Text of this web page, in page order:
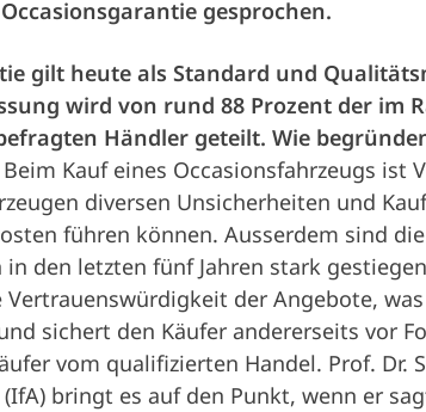
Karriere
Presse
gesprochen.
gilt heute als Standard und
wird von rund 88 Prozent der im
Händler geteilt. Wie
Kauf eines Occasionsfahrzeugs ist
diversen Unsicherheiten und
führen können. Ausserdem sind
in den letzten fünf Jahren stark
der Angebote,
sichert den Käufer andererseits vor
vom qualifizierten Handel. Prof. Dr.
bringt es auf den Punkt, wenn er